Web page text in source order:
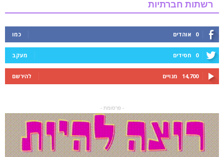
רשתות חברתיות
0 אוהדים כמו
0 חסידים מעקב
14,700 מנויים להירשם
- פרסומת -